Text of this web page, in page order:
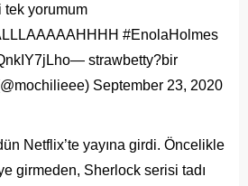
tek yorumum
#EnolaHolmes
— strawbetty?bir
September 23, 2020
Netflix’te yayına girdi. Öncelikle
girmeden, Sherlock serisi tadı